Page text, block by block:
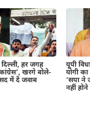
हर जगह
खरगे बोले-
में दें जवाब
यूपी
योगी
‘सपा ने
नहीं होने